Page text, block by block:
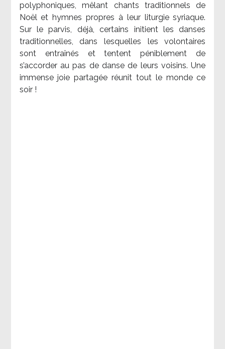
polyphoniques, mêlant chants traditionnels de
Noël et hymnes propres à leur liturgie syriaque.
Sur le parvis, déjà, certains initient les danses
traditionnelles, dans lesquelles les volontaires
sont entraînés et tentent péniblement de
s’accorder au pas de danse de leurs voisins. Une
immense joie partagée réunit tout le monde ce
soir !